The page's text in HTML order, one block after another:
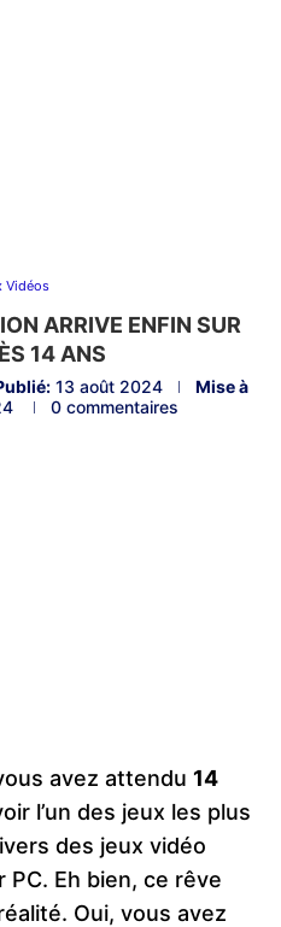
Vidéos
ARRIVE ENFIN SUR
14 ANS
13 août 2024
Mise à
0 commentaires
avez attendu 14
l’un des jeux les plus
des jeux vidéo
Eh bien, ce rêve
Oui, vous avez